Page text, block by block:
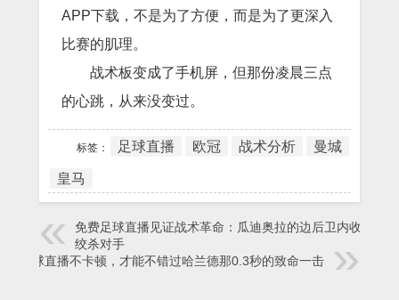
APP下载，不是为了方便，而是为了更深入
比赛的肌理。
战术板变成了手机屏，但那份凌晨三点
的心跳，从来没变过。
标签： 足球直播 欧冠 战术分析 曼城
皇马
免费足球直播见证战术革命：瓜迪奥拉的边后卫内收如何
绞杀对手
足球直播不卡顿，才能不错过哈兰德那0.3秒的致命一击